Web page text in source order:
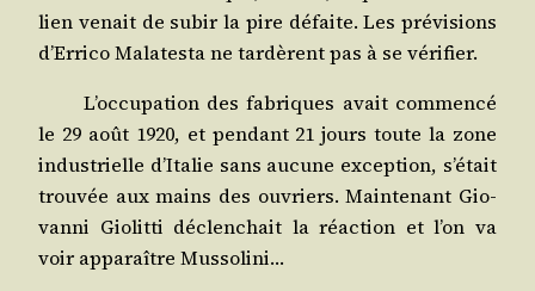
lien venait de subir la pire défaite. Les pré­vi­sions
d’Er­ri­co Mala­tes­ta ne tar­dèrent pas à se vérifier.
L’oc­cu­pa­tion des fabriques avait com­men­cé
le 29 août 1920, et pen­dant 21 jours toute la zone
indus­trielle d’I­ta­lie sans aucune excep­tion, s’é­tait
trou­vée aux mains des ouvriers. Main­te­nant Gio­
van­ni Gio­lit­ti déclen­chait la réac­tion et l’on va
voir appa­raître Mussolini…